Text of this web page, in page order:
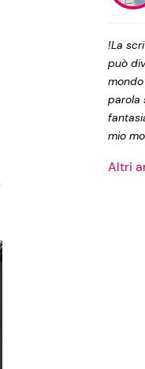
!La
può
parola
mio
Altri